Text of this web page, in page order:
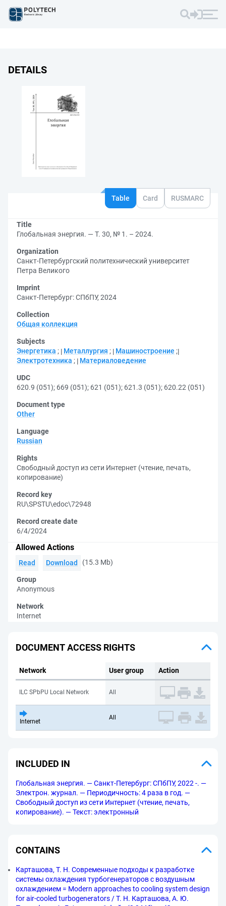
DETAILS
Table Card RUSMARC
Title
Глобальная энергия. — Т. 30, № 1. – 2024.
Organization
Санкт-Петербургский политехнический университет
Петра Великого
Imprint
Санкт-Петербург: СПбПУ, 2024
Collection
Общая коллекция
Subjects
Энергетика ; Металлургия ; Машиностроение ;
Электротехника ; Материаловедение
UDC
620.9 (051); 669 (051); 621 (051); 621.3 (051); 620.22 (051)
Document type
Other
Language
Russian
Rights
Свободный доступ из сети Интернет (чтение, печать,
копирование)
Record key
RU\SPSTU\edoc\72948
Record create date
6/4/2024
Allowed Actions
Read Download (15.3 Mb)
Group
Anonymous
Network
Internet
DOCUMENT ACCESS RIGHTS
Network User group Action
ILC SPbPU Local Network All
Internet
All
INCLUDED IN
Глобальная энергия. — Санкт-Петербург: СПбПУ, 2022 -. —
Электрон. журнал. — Периодичность: 4 раза в год. —
Свободный доступ из сети Интернет (чтение, печать,
копирование). — Текст: электронный
CONTAINS
Карташова, Т. Н. Современные подходы к разработке
системы охлаждения турбогенераторов с воздушным
охлаждением = Modern approaches to cooling system design
for air-cooled turbogenerators / Т. Н. Карташова, А. Ю.